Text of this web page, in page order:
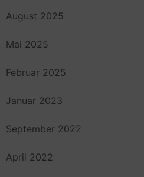
August 2025
Mai 2025
Februar 2025
Januar 2023
September 2022
April 2022